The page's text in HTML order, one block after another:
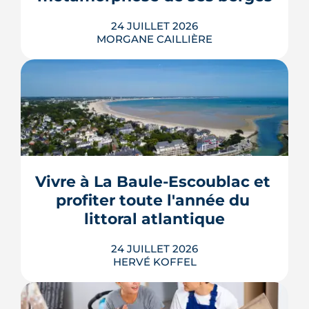
24 JUILLET 2026
MORGANE CAILLIÈRE
Le projet de la ZAC Pirmil-Les Isles
déploie 3 300 logements neufs entre
Rezé et Nantes, dont 55 % attribués au
en Bail Réel Solidaire.
LIRE L'ARTICLE
Vivre à La Baule-Escoublac et
profiter toute l'année du
littoral atlantique
24 JUILLET 2026
HERVÉ KOFFEL